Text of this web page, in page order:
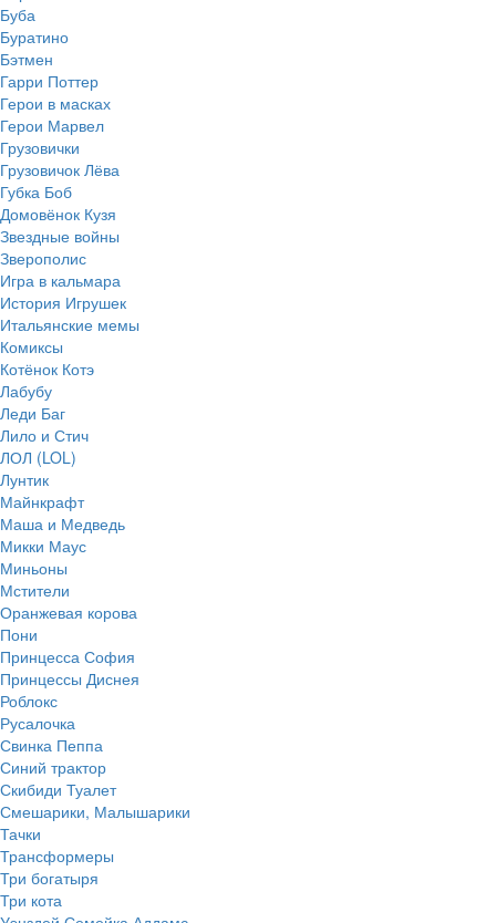
Буба
Буратино
Бэтмен
Гарри Поттер
Герои в масках
Герои Марвел
Грузовички
Грузовичок Лёва
Губка Боб
Домовёнок Кузя
Звездные войны
Зверополис
Игра в кальмара
История Игрушек
Итальянские мемы
Комиксы
Котёнок Котэ
Лабубу
Леди Баг
Лило и Стич
ЛОЛ (LOL)
Лунтик
Майнкрафт
Маша и Медведь
Микки Маус
Миньоны
Мстители
Оранжевая корова
Пони
Принцесса София
Принцессы Диснея
Роблокс
Русалочка
Свинка Пеппа
Синий трактор
Скибиди Туалет
Смешарики, Малышарики
Тачки
Трансформеры
Три богатыря
Три кота